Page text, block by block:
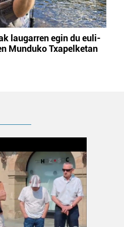
laugarren egin du euli-
Munduko Txapelketan